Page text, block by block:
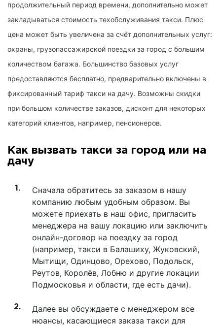
продолжительный период времени, дополнительно может
закладываться стоимость техобслуживания такси. Плюс
цена может быть увеличена за счёт дополнительных услуг:
охраны, грузопассажирской поездки за город с большим
количеством багажа. Большинство базовых услуг
предоставляются бесплатно, предварительно включены в
фиксированный тариф такси на дачу. Возможны скидки
при большом количестве заказов, дисконт для некоторых
категорий клиентов, например, пенсионеров.
Как вызвать такси за город или на
дачу
Сначала обратитесь за заказом в нашу
компанию любым удобным образом. Вы
можете приехать в наш офис, пригласить
менеджера на вашу локацию или заключить
онлайн-договор на поездку за город
(например, такси в Балашиху, Жуковский,
Мытищи, Одинцово, Орехово, Подольск,
Реутов, Королёв, Лобню и другие локации
Подмосковья и области, где есть дачи).
Далее вы обсуждаете с менеджером все
нюансы, касающиеся заказа такси для